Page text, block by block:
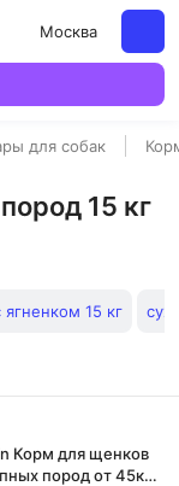
Москва
для собак
15 кг
ягненком 15 кг
Корм для щенков
пород от 45кг,